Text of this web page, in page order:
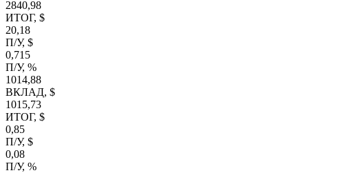
2840,98
ИТОГ, $
20,18
П/У, $
0,715
П/У, %
1014,88
ВКЛАД, $
1015,73
ИТОГ, $
0,85
П/У, $
0,08
П/У, %